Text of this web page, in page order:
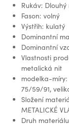
Rukáv:
Fason: volný
Výstřih: kulatý
Dominantní
Dominantní
Vlastnosti
metalická nit
modelka-
75/59/91,
Složení
METALICKÉ
Druh